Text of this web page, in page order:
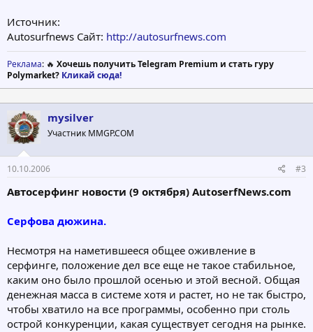
Источник:
Autosurfnews Сайт: http://autosurfnews.com
Реклама: 🔥 Хочешь получить Telegram Premium и стать гуру
Polymarket? Кликай сюда!
mysilver
Участник MMGP.COM
10.10.2006 #3
Автосерфинг новости (9 октября) AutoserfNews.com
Серфова дюжина.
Несмотря на наметившееся общее оживление в
серфинге, положение дел все еще не такое стабильное,
каким оно было прошлой осенью и этой весной. Общая
денежная масса в системе хотя и растет, но не так быстро,
чтобы хватило на все программы, особенно при столь
острой конкуренции, какая существует сегодня на рынке.